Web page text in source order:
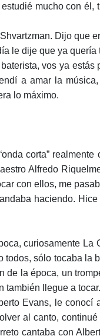
mucho con
Dijo que
le dije que ya
vos ya estás
a amar la
lo máximo.
corta”
Alfredo
con ellos, me
haciendo.
curiosamente
sólo tocaba la
de la época, un
también llegue a
Evans, le
al canto,
cantaba con